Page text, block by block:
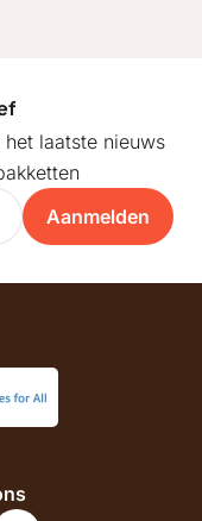
laatste nieuws
Aanmelden